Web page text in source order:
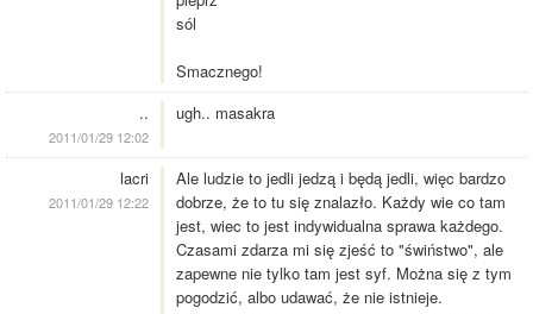
sól
Smacznego!
..
2011/01/29 12:02
ugh.. masakra
lacri
2011/01/29 12:22
Ale ludzie to jedli jedzą i będą jedli, więc bardzo
dobrze, że to tu się znalazło. Każdy wie co tam
jest, wiec to jest indywidualna sprawa każdego.
Czasami zdarza mi się zjeść to "świństwo", ale
zapewne nie tylko tam jest syf. Można się z tym
pogodzić, albo udawać, że nie istnieje.